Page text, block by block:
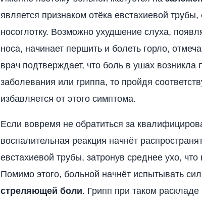
является признаком отёка евстахиевой
носоглотку. Возможно ухудшение слуха,
носа, начинает першить и болеть горло,
врач подтверждает, что боль в ушах возникла
заболевания или гриппа, то пройдя
избавляется от этого симптома.
Если вовремя не обратиться за
воспалительная реакция начнёт
евстахиевой трубы, затронув среднее ухо,
Помимо этого, больной начнёт испытывать
стреляющей боли. Грипп при таком